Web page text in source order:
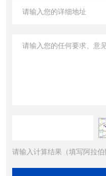
请输入计算结果（填写阿拉